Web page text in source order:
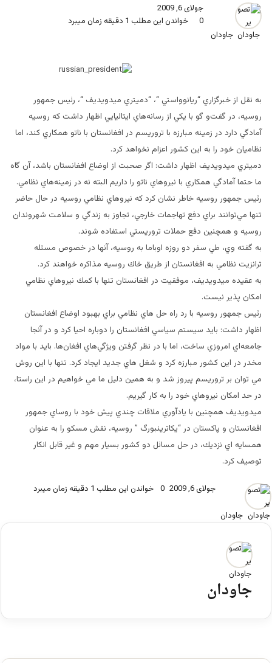
جاودان
جولای 6, 2009
0
خواندن این مطلب 1 دقیقه زمان میبرد
به نقل از خبرگزاري “ريانوواستي “، “دميتري ميدويديف “، رئيس جمهور
روسيه، در گفت‌و گو با يكي از رسانه‌هاي ايتاليايي اظهار داشت كه روسيه
آمادگي دارد در زمينه مبارزه با تروريسم در افغانستان با ناتو همكاري كند، اما
نظاميان خود را به اين كشور اعزام نخواهد كرد.
دميتري ميدويديف اظهار داشت: اگر صحبت از اوضاع افغانستان باشد، آن گاه
ما حتما آمادگي همكاري با نيروهاي ناتو را داريم البته نه در زمينه‌هاي نظامي.
رئيس جمهور روسيه خاطر نشان كرد كه نيروهاي نظامي روسيه در حال حاضر
تنها مي‌توانند براي دفع تهاجمات خارجي، تجاوز به زندگي و سلامت شهروندان
روسيه و همچنين دفع حملات تروريستي استفاده شوند.
به گفته وي، طي سفر دو روزه اوباما به روسيه، آنها در خصوص مسئله
ترانزيت نظامي به افغانستان از طريق خاك روسيه مذاكره خواهند كرد.
به عقيده ميدويديف، موفقيت در افغانستان تنها با كمك نيروهاي نظامي
امكان پذير نيست.
رئيس جمهور روسيه با رد راه حل هاي نظامي براي بهبود اوضاع افغانستان
اظهار داشت: بايد سيستم سياسي افغانستان را دوباره احيا كرد و در آنجا
جامعه‌اي امروزي ساخت، اما با در نظر گرفتن ويژگي‌هاي افغان‌ها. بايد با مواد
مخدر در اين كشور مبارزه كرد و شغل هاي جديد ايجاد كرد. تنها با اين روش
مي توان بر تروريسم پيروز شد و به همين دليل ما مي خواهيم در اين راستا،
در حد امكان نيروهاي خود را به كار گيريم.
ميدويديف همچنين با يادآوري ملاقات چندي پيش خود با روساي جمهور
افغانستان و پاكستان در “يكاترينبورگ ” روسيه، نقش مسكو را به عنوان
همسايه اي نزديك، در حل مسائل دو كشور بسيار مهم و غير قابل انكار
توصيف كرد.
جاودان
جولای 6, 2009 0 خواندن این مطلب 1 دقیقه زمان میبرد
جاودان